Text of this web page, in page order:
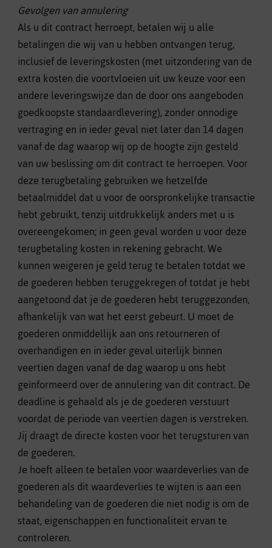
Gevolgen van annulering
Als u dit contract herroept, betalen wij u alle
betalingen die wij van u hebben ontvangen terug,
inclusief de leveringskosten (met uitzondering van de
extra kosten die voortvloeien uit uw keuze voor een
andere leveringswijze dan de door ons aangeboden
goedkoopste standaardlevering), zonder onnodige
vertraging en in ieder geval niet later dan 14 dagen
vanaf de dag waarop wij op de hoogte zijn gesteld
van uw beslissing om dit contract te herroepen. Voor
deze terugbetaling gebruiken we hetzelfde
betaalmiddel dat u voor de oorspronkelijke transactie
hebt gebruikt, tenzij uitdrukkelijk anders met u is
overeengekomen; in geen geval worden u voor deze
terugbetaling kosten in rekening gebracht. We
kunnen weigeren je geld terug te betalen totdat we
de goederen hebben teruggekregen of totdat je hebt
aangetoond dat je de goederen hebt teruggezonden,
afhankelijk van wat het eerst gebeurt. U moet de
goederen onmiddellijk aan ons retourneren of
overhandigen en in ieder geval uiterlijk binnen
veertien dagen vanaf de dag waarop u ons hebt
geïnformeerd over de annulering van dit contract. De
deadline is gehaald als je de goederen verstuurt
voordat de periode van veertien dagen is verstreken.
Jij draagt de directe kosten voor het terugsturen van
de goederen.
Je hoeft alleen te betalen voor waardeverlies van de
goederen als dit waardeverlies te wijten is aan een
behandeling van de goederen die niet nodig is om de
staat, eigenschappen en functionaliteit ervan te
controleren.